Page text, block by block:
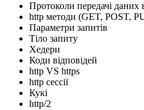
Протоколи передачі даних
http методи (GET, POST,
Параметри запитів
Тіло запиту
Хедери
Коди відповідей
http VS https
http сессії
Кукі
http/2